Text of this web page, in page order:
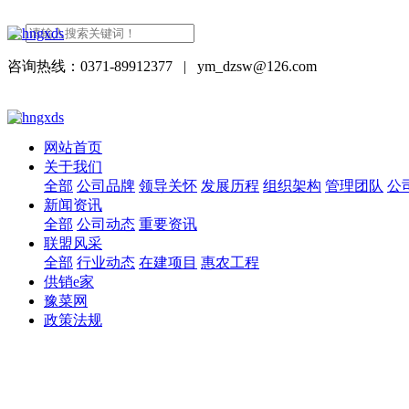
咨询热线：0371-89912377 | ym_dzsw@126.com
网站首页
关于我们
全部 公司品牌 领导关怀 发展历程 组织架构 管理团队 公
新闻资讯
全部 公司动态 重要资讯
联盟风采
全部 行业动态 在建项目 惠农工程
供销e家
豫菜网
政策法规